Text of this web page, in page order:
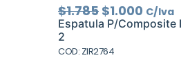
$1.785 El
precio
original
era:
$1.785.
$1.000 El
actual
C/Iva
Espatula P/Composite
2
COD: ZIR2764